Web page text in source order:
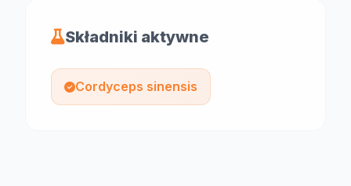
Składniki aktywne
Cordyceps sinensis